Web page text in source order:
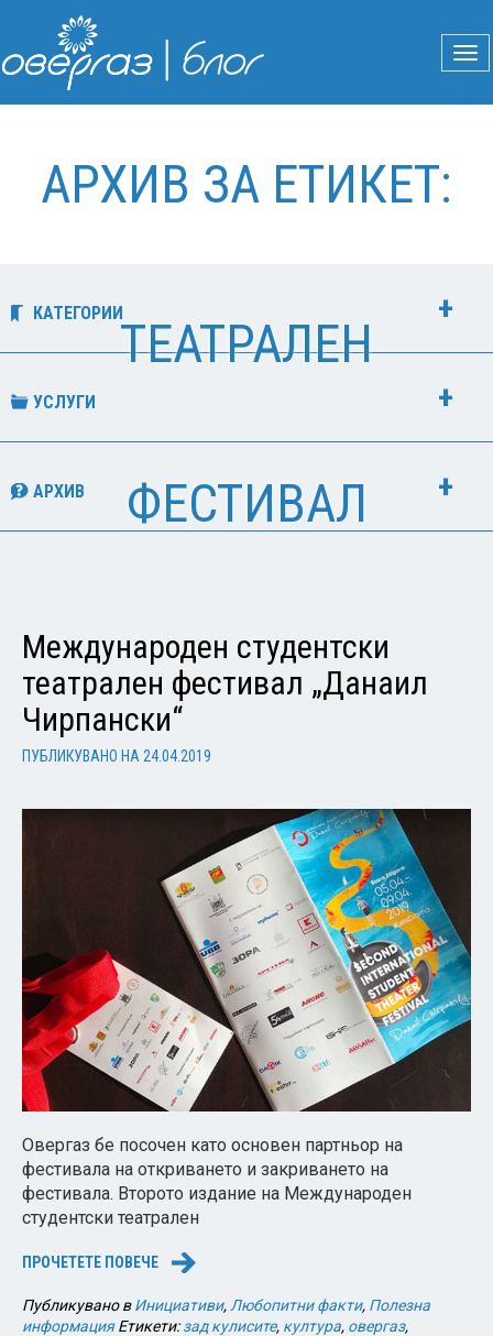
АРХИВ ЗА ЕТИКЕТ:
ТЕАТРАЛЕН
ФЕСТИВАЛ
КАТЕГОРИИ
УСЛУГИ
АРХИВ
Международен студентски
театрален фестивал „Данаил
Чирпански“
ПУБЛИКУВАНО НА 24.04.2019
Овергаз бе посочен като основен партньор на
фестивала на откриването и закриването на
фестивала. Второто издание на Международен
студентски театрален
ПРОЧЕТЕТЕ ПОВЕЧЕ →
Публикувано вИнициативи, Любопитни факти, Полезна
информация Етикети:зад кулисите, култура, овергаз,